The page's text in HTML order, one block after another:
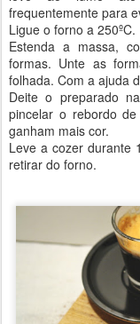
frequentemente para
Ligue o forno a 250ºC.
Estenda a massa,
formas. Unte as
folhada. Com a ajuda
Deite o preparado
pincelar o rebordo
ganham mais cor.
Leve a cozer durante
retirar do forno.